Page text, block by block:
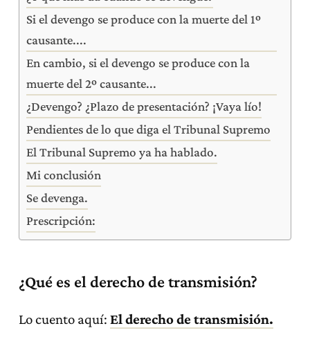
Si el devengo se produce con la muerte del 1º
causante....
En cambio, si el devengo se produce con la
muerte del 2º causante...
¿Devengo? ¿Plazo de presentación? ¡Vaya lío!
Pendientes de lo que diga el Tribunal Supremo
El Tribunal Supremo ya ha hablado.
Mi conclusión
Se devenga.
Prescripción:
¿Qué es el derecho de transmisión?
Lo cuento aquí: El derecho de transmisión.